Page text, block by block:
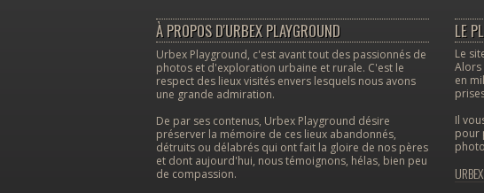
À PROPOS D'URBEX PLAYGROUND
Urbex Playground, c'est avant tout des passionnés de
photos et d'exploration urbaine et rurale. C'est le
respect des lieux visités envers lesquels nous avons
une grande admiration.
De par ses contenus, Urbex Playground désire
préserver la mémoire de ces lieux abandonnés,
détruits ou délabrés qui ont fait la gloire de nos pères
et dont aujourd'hui, nous témoignons, hélas, bien peu
de compassion.
LE
Le
Alors
en
Il
pour
URBEX